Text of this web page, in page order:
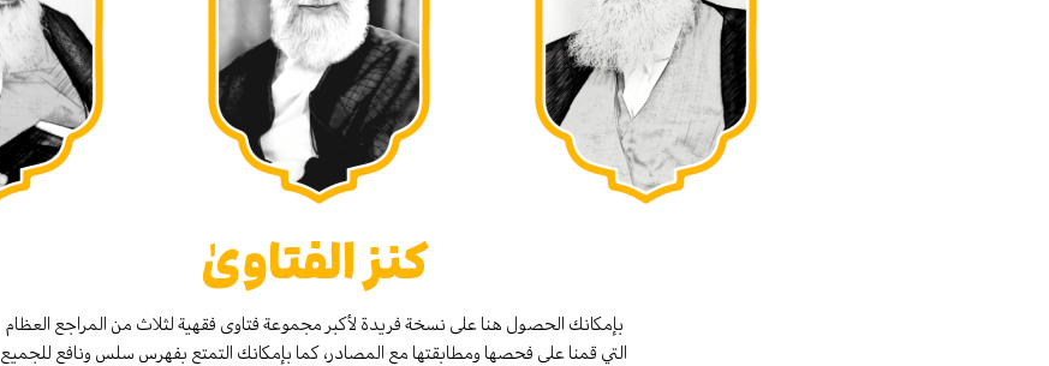
كنز الفتاوىٰ
بإمكانك الحصول هنا على نسخة فريدة لأكبر مجموعة فتاوى فقهية لثلاث من المراجع العظام
التي قمنا على فحصها ومطابقتها مع المصادر، كما بإمكانك التمتع بفهرس سلس ونافع للجميع